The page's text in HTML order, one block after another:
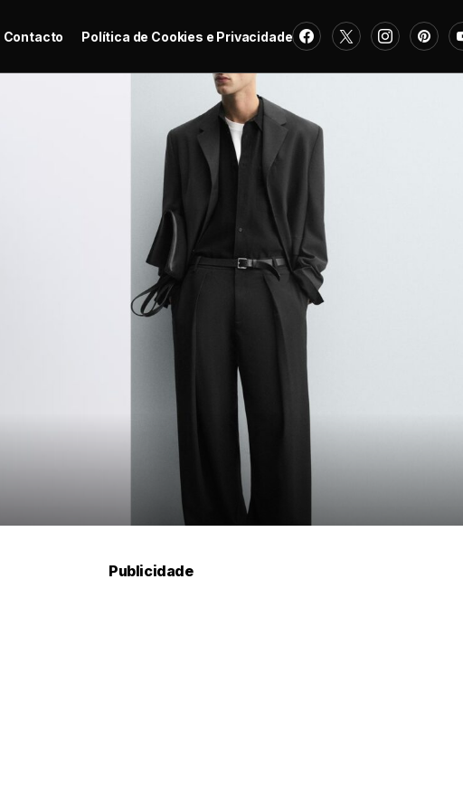
Contacto Política de Cookies e Privacidade
Publicidade